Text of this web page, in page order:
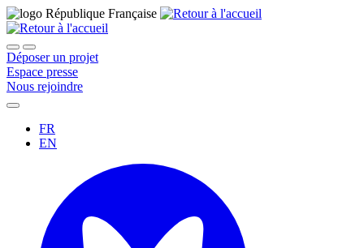
Déposer un projet
Espace presse
Nous rejoindre
FR
EN